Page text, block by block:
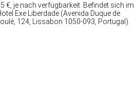
€, je nach verfügbarkeit. Befindet sich im
Exe Liberdade (Avenida Duque de
Loulé, 124, Lissabon 1050-093, Portugal).